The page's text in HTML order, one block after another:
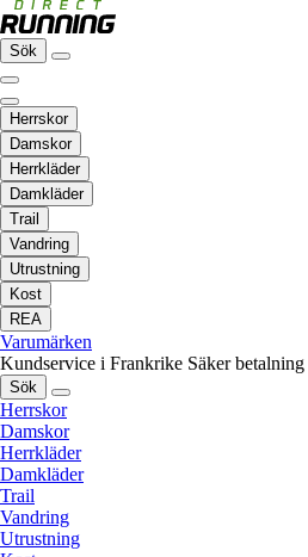
Sök
Herrskor
Damskor
Herrkläder
Damkläder
Trail
Vandring
Utrustning
Kost
REA
Varumärken
Kundservice i Frankrike Säker betalning
Sök
Herrskor
Damskor
Herrkläder
Damkläder
Trail
Vandring
Utrustning